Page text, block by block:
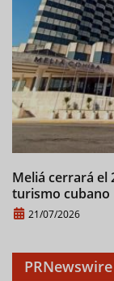
Meliá cerrará el
turismo cubano
21/07/2026
PRNewswire